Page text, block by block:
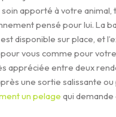
apporté à votre animal,
pensé pour lui. La
disponible sur place, et
vous comme pour
appréciée entre deux
une sortie salissante
un pelage qui demande